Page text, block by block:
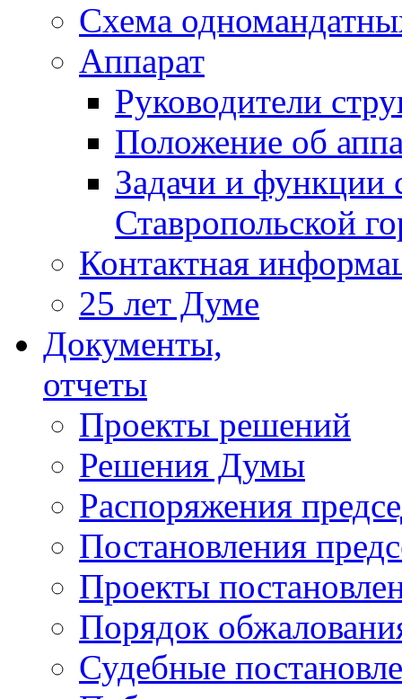
Схема
Аппарат
Руководители
Положение об
Задачи и функции
Ставропольской
Контактная
25 лет Думе
Документы,
отчеты
Проекты решений
Решения Думы
Распоряжения
Постановления
Проекты
Порядок
Судебные